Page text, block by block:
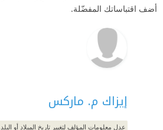
أضف اقتباساتك المفضّلة.
إيزاك م. ماركس
عدل معلومات المؤلف لتغيير تاريخ الميلاد أو البلد